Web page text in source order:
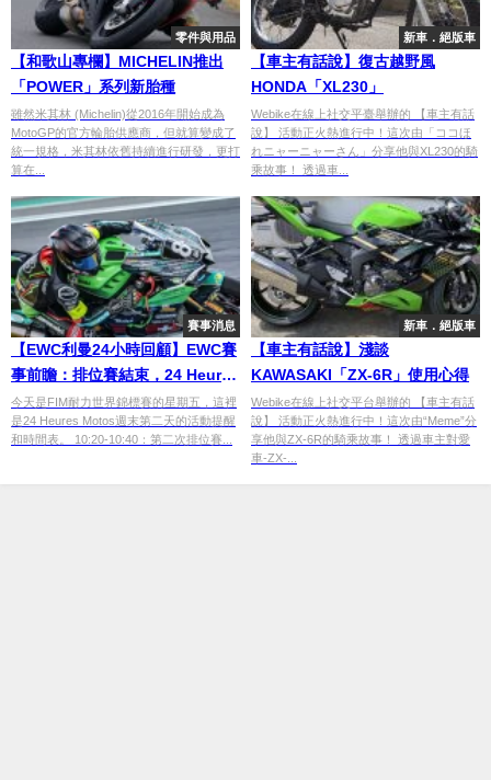
零件與用品
【和歌山專欄】MICHELIN推出
「POWER」系列新胎種
雖然米其林 (Michelin)從2016年開始成為
MotoGP的官方輪胎供應商，但就算變成了
統一規格，米其林依舊持續進行研發，更打
算在...
新車．絕版車
【車主有話說】復古越野風
HONDA「XL230」
Webike在線上社交平臺舉辦的 【車主有話
說】 活動正火熱進行中！這次由「ココほ
れニャーニャーさん」分享他與XL230的騎
乘故事！ 透過車...
賽事消息
【EWC利曼24小時回顧】EWC賽
事前瞻：排位賽結束，24 Heures
Motos起跑陣容確定
今天是FIM耐力世界錦標賽的星期五，這裡
是24 Heures Motos週末第二天的活動提醒
和時間表。 10:20-10:40：第二次排位賽...
新車．絕版車
【車主有話說】淺談
KAWASAKI「ZX-6R」使用心得
Webike在線上社交平台舉辦的 【車主有話
說】 活動正火熱進行中！這次由“Meme”分
享他與ZX-6R的騎乘故事！ 透過車主對愛
車-ZX-...